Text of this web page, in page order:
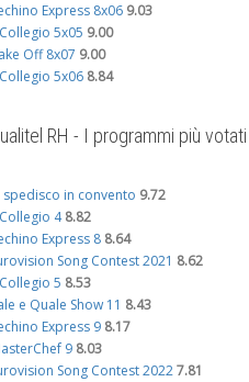
Express 8x06 9.03
5x05 9.00
Off 8x07 9.00
5x06 8.84
RH - I programmi più votati
spedisco in convento 9.72
4 8.82
Express 8 8.64
Song Contest 2021 8.62
5 8.53
e Quale Show 11 8.43
Express 9 8.17
9 8.03
Song Contest 2022 7.81